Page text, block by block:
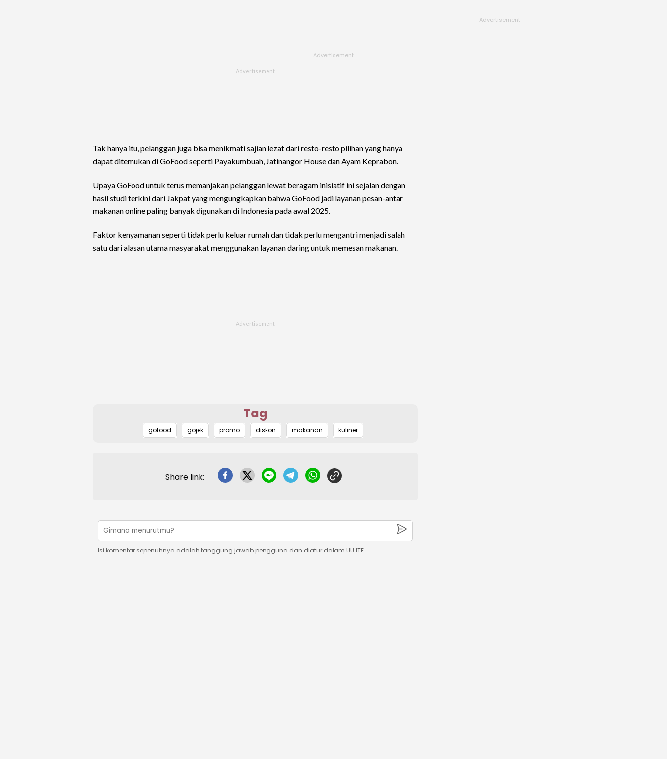
Tak hanya itu, pelanggan juga bisa menikmati sajian lezat dari resto-resto pilihan yang hanya
dapat ditemukan di GoFood seperti Payakumbuah, Jatinangor House dan Ayam Keprabon.
Upaya GoFood untuk terus memanjakan pelanggan lewat beragam inisiatif ini sejalan dengan
hasil studi terkini dari Jakpat yang mengungkapkan bahwa GoFood jadi layanan pesan-antar
makanan online paling banyak digunakan di Indonesia pada awal 2025.
Faktor kenyamanan seperti tidak perlu keluar rumah dan tidak perlu mengantri menjadi salah
satu dari alasan utama masyarakat menggunakan layanan daring untuk memesan makanan.
Tag
gofood gojek promo diskon makanan kuliner
Share link:
Isi komentar sepenuhnya adalah tanggung jawab pengguna dan diatur dalam UU ITE